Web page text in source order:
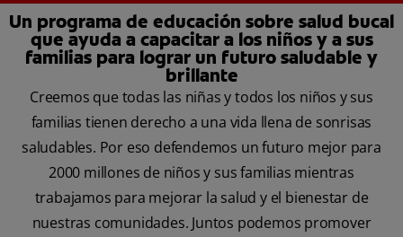
US (ES)
Un programa de educación sobre salud bucal
que ayuda a capacitar a los niños y a sus
familias para lograr un futuro saludable y
brillante
Creemos que todas las niñas y todos los niños y sus
familias tienen derecho a una vida llena de sonrisas
saludables. Por eso defendemos un futuro mejor para
2000 millones de niños y sus familias mientras
trabajamos para mejorar la salud y el bienestar de
nuestras comunidades. Juntos podemos promover